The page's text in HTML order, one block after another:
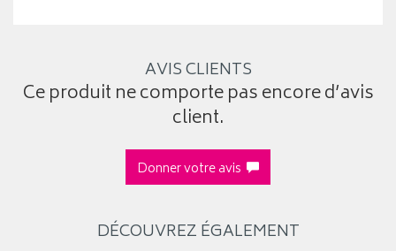
AVIS CLIENTS
Ce produit ne comporte pas encore d’avis
client.
Donner votre avis
DÉCOUVREZ ÉGALEMENT